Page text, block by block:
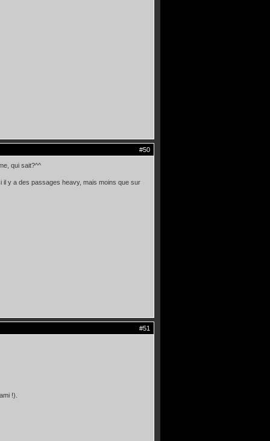
#50
qui sait?^^
y a des passages heavy, mais moins que sur
#51
!).